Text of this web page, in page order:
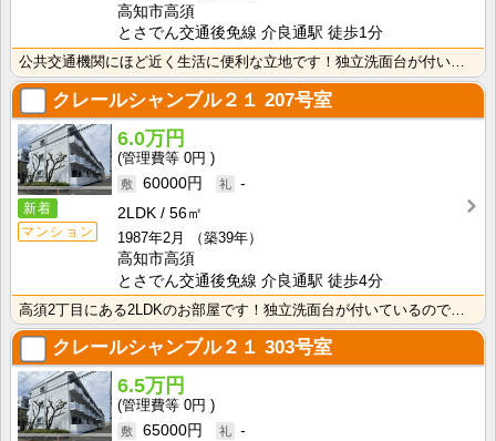
高知市高須
とさでん交通後免線 介良通駅 徒歩1分
クレールシャンブル２１ 207号室
新着
マンション
6.0万円
0円
60000円
-
2LDK
56㎡
1987年2月
（築39年）
高知市高須
とさでん交通後免線 介良通駅 徒歩4分
クレールシャンブル２１ 303号室
6.5万円
0円
65000円
-